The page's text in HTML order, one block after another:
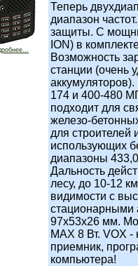
Теперь
диапазон
защиты. С
ION) в
Возможность
станции (очень
174 и 400-480
подходит для
железо-
для строителей
использующих
диапазоны
Дальность
лесу, до 10-12
видимости с
стационарными
97x53x26 мм.
MAX 8 Вт. VOX
приемник,
компьютера!